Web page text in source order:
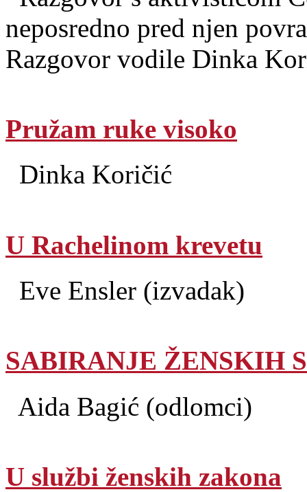
neposredno pred njen
Razgovor vodile Dinka
Pružam ruke visoko
Dinka Koričić
U Rachelinom krevetu
Eve Ensler (izvadak)
SABIRANJE ŽENSKIH
Aida Bagić (odlomci)
U službi ženskih zakona